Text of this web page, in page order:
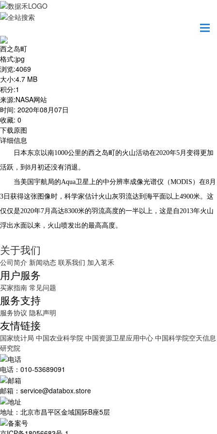
西之岛町
格式:jpg
浏览:4069
大小:4.7 MB
积分:1
来源:NASA网站
时间: 2020年08月07日
收藏: 0
下载原图
详细信息
日本东京以南1000公里的西之岛町的火山活动在2020年5月变得更加
活跃，到8月初还没有消退。
当美国宇航局的Aqua卫星上的中分辨率成像光谱仪（MODIS）在8月
3日获得这张图像时，科学家估计火山灰羽流达到海平面以上4900米。这
仅仅是2020年7月高达8300米的羽流高度的一半以上，这是自2013年火山
浮出水面以来，火山喷发出的最高高度。
关于我们
公司简介 新闻动态 联系我们 加入茗禾
用户服务
买家指南 常见问题
服务支持
服务协议 隐私声明
友情链接
国家统计局 中国农业科学院 中国资源卫星应用中心 中国科学院空天信息
研究院
电话：010-53689091
邮箱：service@databox.store
地址：北京市昌平区金域国际B座5层